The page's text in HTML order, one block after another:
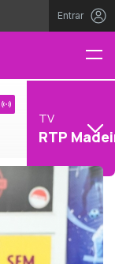
Entrar
TV
RTP